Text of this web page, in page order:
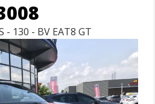
- 130 - BV EAT8 GT